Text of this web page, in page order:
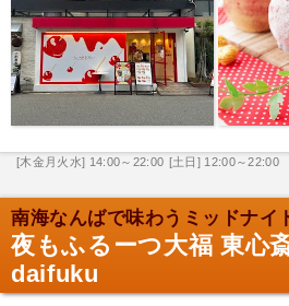
[木金月火水] 14:00～22:00 [土日] 12:00～22:00
夜もふるーつ大福 東心
daifuku